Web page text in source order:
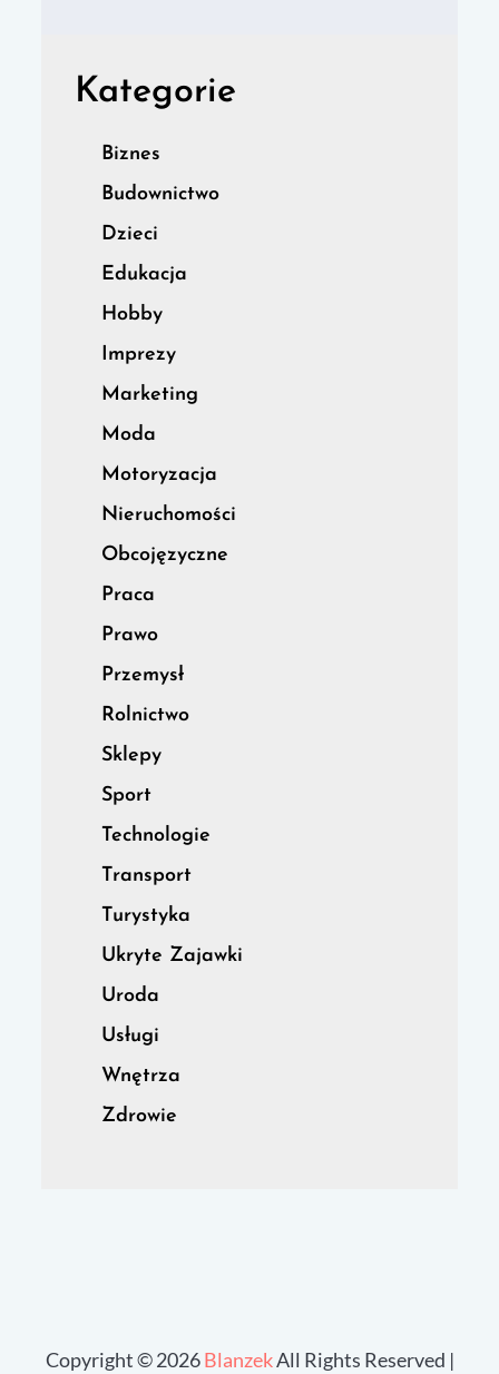
Kategorie
Biznes
Budownictwo
Dzieci
Edukacja
Hobby
Imprezy
Marketing
Moda
Motoryzacja
Nieruchomości
Obcojęzyczne
Praca
Prawo
Przemysł
Rolnictwo
Sklepy
Sport
Technologie
Transport
Turystyka
Ukryte Zajawki
Uroda
Usługi
Wnętrza
Zdrowie
Copyright © 2026BlanzekAll Rights Reserved |